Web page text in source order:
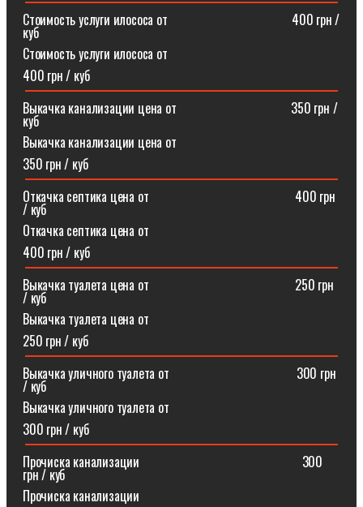
Стоимость услуги илососа от⠀⠀⠀⠀⠀⠀⠀⠀⠀⠀⠀⠀⠀400 грн /
куб
Стоимость услуги илососа от
400 грн / куб
Выкачка канализации цена от⠀⠀⠀⠀⠀⠀⠀⠀⠀⠀⠀⠀350 грн /
куб
Выкачка канализации цена от
350 грн / куб
Откачка септика цена от ⠀⠀⠀⠀⠀⠀⠀⠀⠀⠀⠀⠀⠀⠀⠀400 грн
/ куб
Откачка септика цена от
400 грн / куб
Выкачка туалета цена от ⠀⠀⠀⠀⠀⠀⠀⠀⠀⠀⠀⠀⠀⠀⠀250 грн
/ куб
Выкачка туалета цена от
250 грн / куб
Выкачка уличного туалета от ⠀⠀⠀⠀⠀⠀⠀⠀⠀⠀⠀⠀⠀300 грн
/ куб
Выкачка уличного туалета от
300 грн / куб
Прочиска канализации⠀⠀⠀⠀⠀⠀⠀⠀⠀⠀⠀⠀⠀⠀⠀⠀⠀300
грн / куб
Прочиска канализации